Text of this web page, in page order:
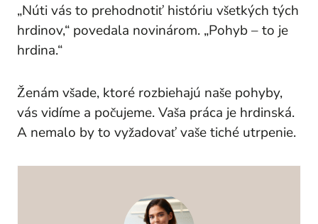
„Núti vás to prehodnotiť históriu všetkých tých
hrdinov,“ povedala novinárom. „Pohyb – to je
hrdina.“
Ženám všade, ktoré rozbiehajú naše pohyby,
vás vidíme a počujeme. Vaša práca je hrdinská.
A nemalo by to vyžadovať vaše tiché utrpenie.